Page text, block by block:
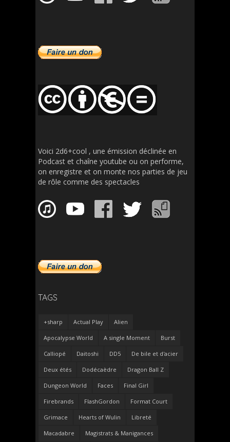
Voici 2d6+cool , une émission déclinée en
Podcast et chaîne youtube ou on performe,
on enregistre et on monte nos parties de jeu
de rôle comme des spectacles
TAGS
+sharp Actual Play Alien
Apocalypse World A single Moment Burst
Calliopé Daitoshi DD5 De bile et d'acier
Deux étés Dodécaèdre Dragon Ball Z
Dungeon World Faces Final Girl
Firebrands FlashGordon Format Court
Grimace Hearts of Wulin Libreté
Macadabre Magistrats & Manigances